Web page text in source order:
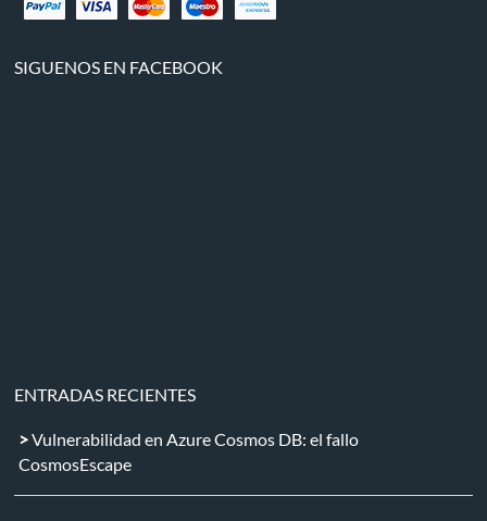
SIGUENOS EN FACEBOOK
ENTRADAS RECIENTES
Vulnerabilidad en Azure Cosmos DB: el fallo
CosmosEscape